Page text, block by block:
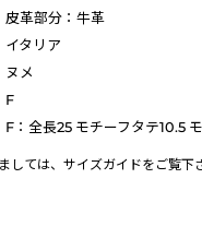
皮革部分：牛革
イタリア
ヌメ
F
F：全長25 モチーフタテ10.5
しては、 サイズガイドをご覧下